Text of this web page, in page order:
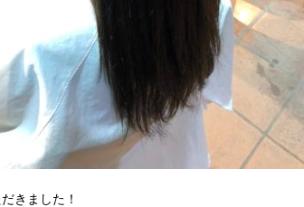
きました！